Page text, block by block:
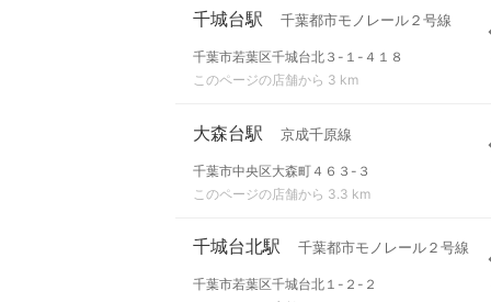
千城台駅 千葉都市モノレール２号線
千葉市若葉区千城台北３-１-４１８
このページの店舗から 3 km
大森台駅 京成千原線
千葉市中央区大森町４６３-３
このページの店舗から 3.3 km
千城台北駅 千葉都市モノレール２号線
千葉市若葉区千城台北１-２-２